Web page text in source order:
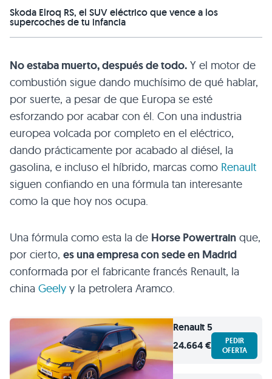
Skoda Elroq RS, el SUV eléctrico que vence a los
supercoches de tu infancia
No estaba muerto, después de todo. Y el motor de
combustión sigue dando muchísimo de qué hablar,
por suerte, a pesar de que Europa se esté
esforzando por acabar con él. Con una industria
europea volcada por completo en el eléctrico,
dando prácticamente por acabado al diésel, la
gasolina, e incluso el híbrido, marcas como Renault
siguen confiando en una fórmula tan interesante
como la que hoy nos ocupa.
Una fórmula como esta la de Horse Powertrain que,
por cierto, es una empresa con sede en Madrid
conformada por el fabricante francés Renault, la
china Geely y la petrolera Aramco.
Renault5
24.664 €
PEDIR
OFERTA